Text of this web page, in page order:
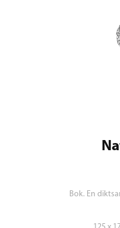
Bok. En